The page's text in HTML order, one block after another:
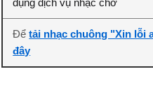
dụng dịch vụ nhạc chờ
Đểtải nhạc chuông "Xin lỗi
đây